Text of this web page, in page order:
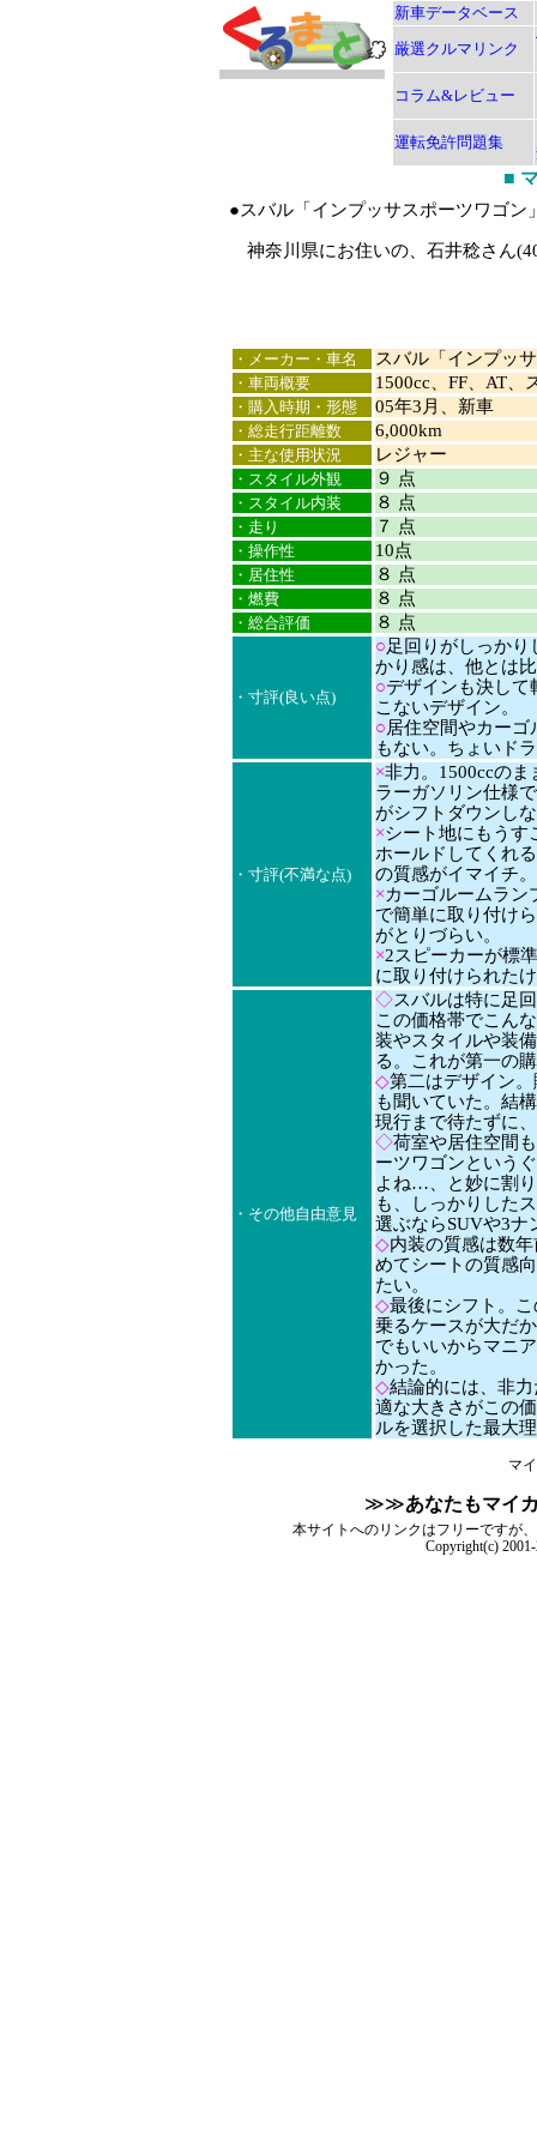
新車データベース
厳選クルマリンク
コラム&レビュー
運転免許問題集
■
●スバル「インプッサスポーツワゴン
神奈川県にお住いの、石井稔さん
・メーカー・車名 スバル「インプッ
・車両概要 1500cc、FF、AT、
・購入時期・形態 05年3月、新車
・総走行距離数 6,000km
・主な使用状況 レジャー
・スタイル外観 ９ 点
・スタイル内装 ８ 点
・走り ７ 点
・操作性 10点
・居住性 ８ 点
・燃費 ８ 点
・総合評価 ８ 点
・寸評(良い点)
○足回りがしっか
かり感は、他とは
○デザインも決して
こないデザイン。
○居住空間やカー
もない。ちょいド
・寸評(不満な点)
×非力。1500ccの
ラーガソリン仕様
がシフトダウンし
×シート地にもうす
ホールドしてくれ
の質感がイマイチ。
×カーゴルームラン
で簡単に取り付け
がとりづらい。
×2スピーカーが標
に取り付けられた
・その他自由意見
◇スバルは特に足
この価格帯でこん
装やスタイルや装
る。これが第一の
◇第二はデザイン
も聞いていた。結
現行まで待たずに
◇荷室や居住空間
ーツワゴンという
よね…、と妙に割
も、しっかりした
選ぶならSUVや3ナ
◇内装の質感は数
めてシートの質感
たい。
◇最後にシフト。
乗るケースが大だ
でもいいからマニ
かった。
◇結論的には、非
適な大きさがこの
ルを選択した最大
マ
≫≫あなたもマイ
本サイトへのリンクはフリーですが
Copyright(c)